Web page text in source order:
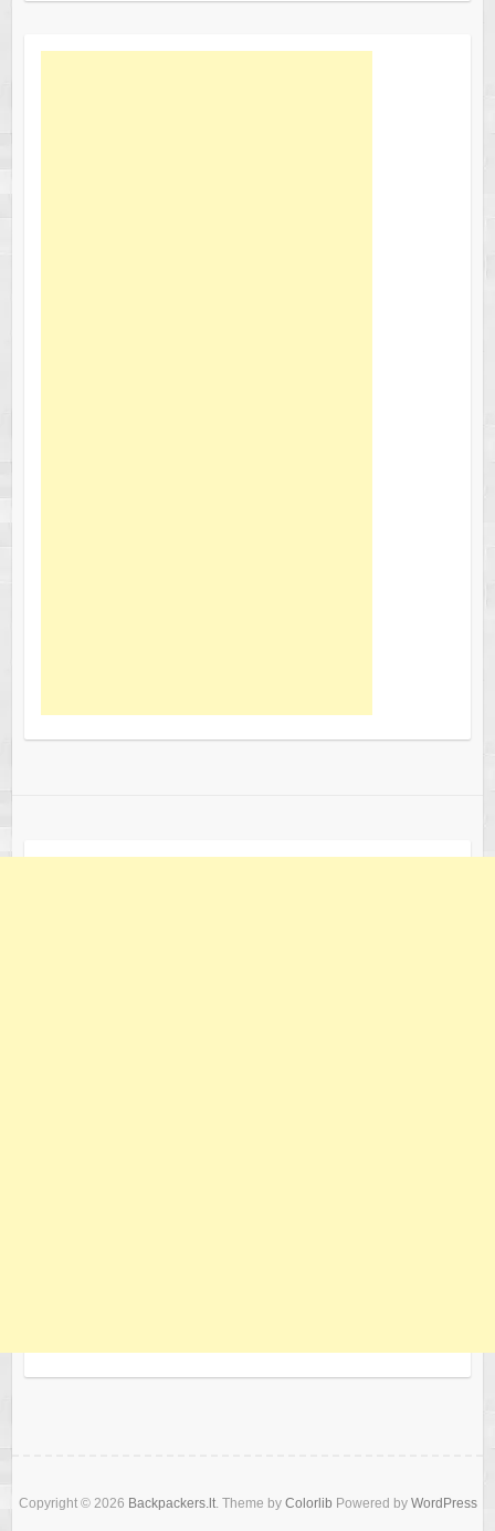
Copyright © 2026 Backpackers.lt. Theme by Colorlib Powered by WordPress